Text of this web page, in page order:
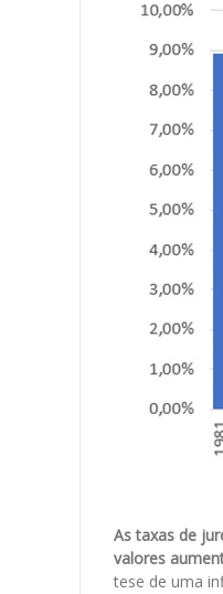
As taxas de
valores
tese de uma